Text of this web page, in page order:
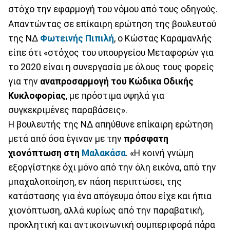
στόχο την εφαρμογή του νόμου από τους οδηγούς.
Απαντώντας σε επίκαιρη ερώτηση της βουλευτού
της ΝΔ Φωτεινής Πιπιλή, ο Κώστας Καραμανλής
είπε ότι «στόχος του υπουργείου Μεταφορών για
το 2020 είναι η συνεργασία με όλους τους φορείς
για την αναπροσαρμογή του Κώδικα Οδικής
Κυκλοφορίας, με πρόστιμα υψηλά για
συγκεκριμένες παραβάσεις».
Η βουλευτής της ΝΔ απηύθυνε επίκαιρη ερώτηση
μετά από όσα έγιναν με την πρόσφατη
χιονόπτωση στη Μαλακάσα. «Η κοινή γνώμη
εξοργίστηκε όχι μόνο από την όλη εικόνα, από την
μπαχαλοποίηση, εν πάση περιπτώσει, της
κατάστασης για ένα απόγευμα όπου είχε και ήπια
χιονόπτωση, αλλά κυρίως από την παραβατική,
προκλητική και αντικοινωνική συμπεριφορά πάρα